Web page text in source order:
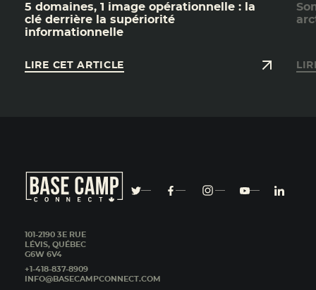
5 domaines, 1 image opérationnelle : la
clé derrière la supériorité
informationnelle
LIRE CET ARTICLE
101-2190 3E RUE
LÉVIS, QUÉBEC
G6W 6V4
+1-418-837-8909
INFO@BASECAMPCONNECT.COM